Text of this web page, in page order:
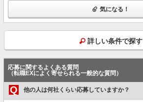
気になる！
詳しい条件で探す
応募に関するよくある質問
（転職EXによく寄せられる一般的な質問）
Q 他の人は何社くらい応募していますか？